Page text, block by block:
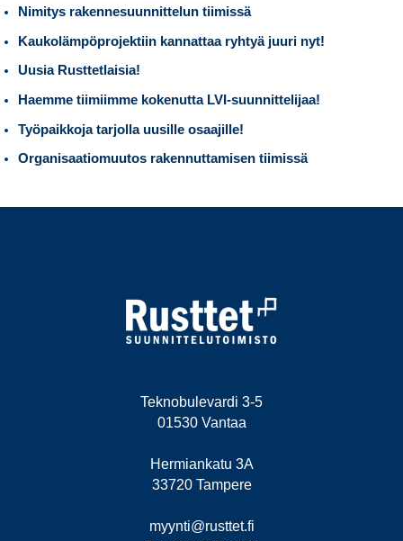
Nimitys rakennesuunnittelun tiimissä
Kaukolämpöprojektiin kannattaa ryhtyä juuri nyt!
Uusia Rusttetlaisia!
Haemme tiimiimme kokenutta LVI-suunnittelijaa!
Työpaikkoja tarjolla uusille osaajille!
Organisaatiomuutos rakennuttamisen tiimissä
Teknobulevardi 3-5
01530 Vantaa
Hermiankatu 3A
33720 Tampere
myynti@rusttet.fi